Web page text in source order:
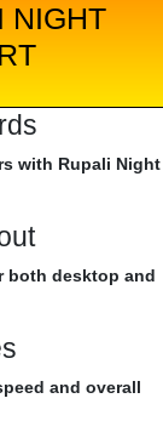
NIGHT
with Rupali Night
both desktop and
and overall